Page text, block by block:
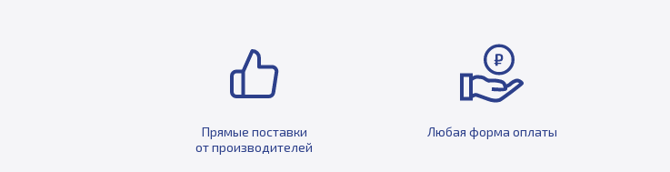
Прямые поставки
от производителей
Любая форма оплаты